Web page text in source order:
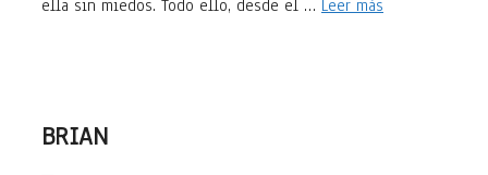
ella sin miedos. Todo ello, desde el … Leer más
BRIAN